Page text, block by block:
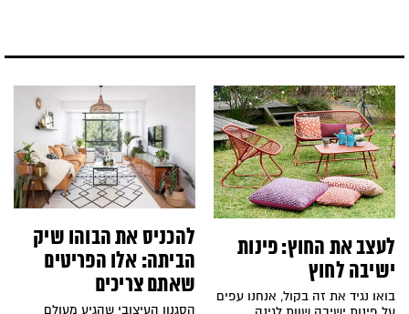
החלל בשיק.
לעצב את החוץ: פינות
ישיבה לחוץ
בואו נגיד את זה בקול, אנחנו עפים
להכניס את הבוהו שיק
הביתה: אלו הפריטים
שאתם צריכים
הסגנון העיצובי שהגיע מעולם